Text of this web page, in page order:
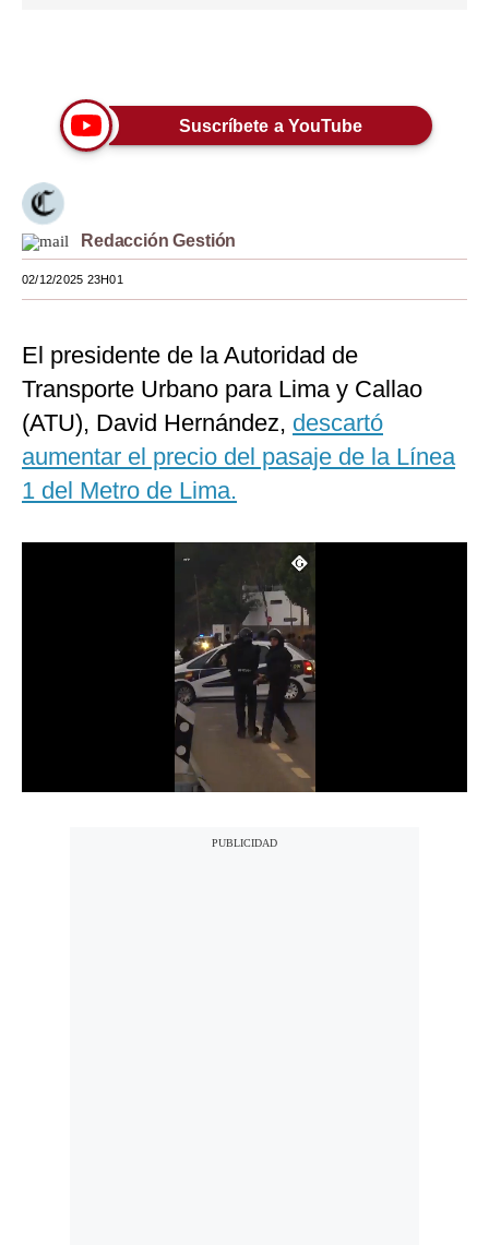
Lujo
Viajes
Moda
Estilos
Mundo
México
España
Internacional
Tecnología
Suscríbete a YouTube
Redacción Gestión
02/12/2025 23H01
El presidente de la Autoridad de
Transporte Urbano para Lima y Callao
(ATU), David Hernández, descartó
aumentar el precio del pasaje de la Línea
1 del Metro de Lima.